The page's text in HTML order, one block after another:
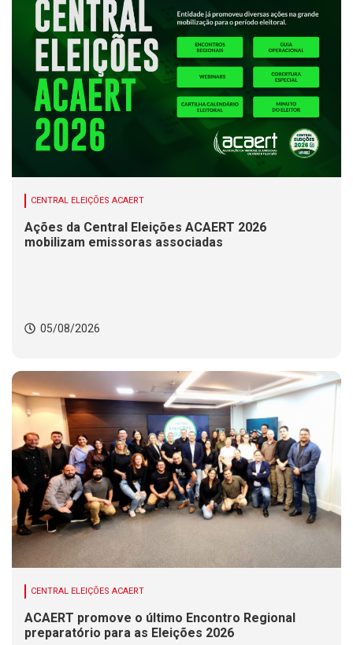
CENTRAL ELEIÇÕES ACAERT
Ações da Central Eleições ACAERT 2026
mobilizam emissoras associadas
05/08/2026
CENTRAL ELEIÇÕES ACAERT
ACAERT promove o último Encontro Regional
preparatório para as Eleições 2026